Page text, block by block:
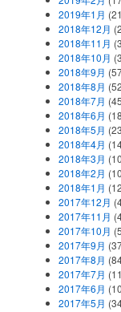
2019年1月
2018年12月
2018年11月
2018年10月
2018年9月
2018年8月
2018年7月
2018年6月
2018年5月
2018年4月
2018年3月
2018年2月
2018年1月
2017年12月
2017年11月
2017年10月
2017年9月
2017年8月
2017年7月
2017年6月
2017年5月